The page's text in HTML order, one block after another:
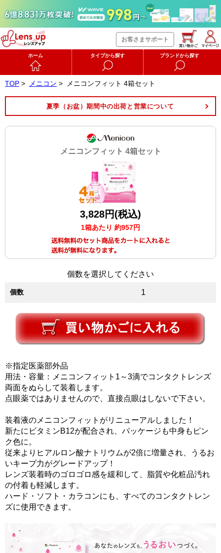
お客さまサポート
ホーム タイプから探す ブランドから探す
TOP > メニコン > メニコンフィット 4箱セット
夏季（お盆）期間中の出荷と営業について
メニコンフィット 4箱セット
3,828円(税込)
1箱あたり 約957円
個数を選択してください
個数 1
※指定医薬部外品
用法・容量：メニコンフィット1～3滴でコンタクトレンズ
両面をぬらして装着します。
点眼薬ではありませんので、直接点眼はしないで下さい。
装着液のメニコンフィットがリニューアルしました！
新たにビタミンB12が配合され、パッケージも中身もピン
ク色に。
従来よりヒアルロン酸ナトリウムが2倍に増量され、うるお
いキープ力がグレードアップ！
レンズ装着時のゴロゴロ感を緩和して、脂質や化粧品汚れ
の付着も軽減します。
ハード・ソフト・カラコンにも、すべてのコンタクトレン
ズに使用できます。